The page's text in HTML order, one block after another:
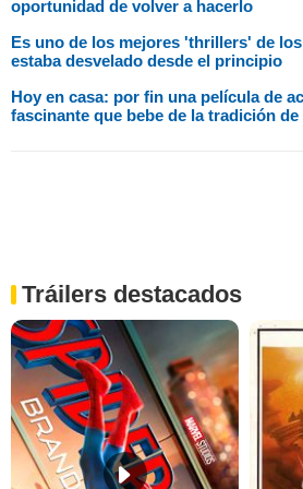
oportunidad de volver a hacerlo
Es uno de los mejores 'thrillers' de
estaba desvelado desde el principio
Hoy en casa: por fin una película de
fascinante que bebe de la tradición
Tráilers destacados